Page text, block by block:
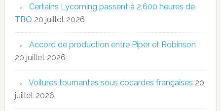
Certains Lycoming passent à 2.600 heures de
TBO 20 juillet 2026
Accord de production entre Piper et Robinson
20 juillet 2026
Voilures tournantes sous cocardes françaises 20
juillet 2026